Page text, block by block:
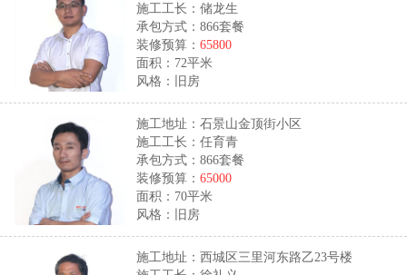
施工工长：储龙生
承包方式：866套餐
装修预算：65800
面积：72平米
风格：旧房
施工地址：石景山金顶街小区
施工工长：任育青
承包方式：866套餐
装修预算：65000
面积：70平米
风格：旧房
施工地址：西城区三里河东路乙23号楼